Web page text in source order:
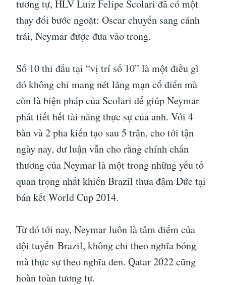
tương tự, HLV Luiz Felipe Scolari đã có một
thay đổi bước ngoặt: Oscar chuyển sang cánh
trái, Neymar được đưa vào trong.
Số 10 thi đấu tại “vị trí số 10” là một điều gì
đó không chỉ mang nét lãng mạn cổ điển mà
còn là biện pháp của Scolari để giúp Neymar
phát tiết hết tài năng thực sự của anh. Với 4
bàn và 2 pha kiến tạo sau 5 trận, cho tới tận
ngày nay, dư luận vẫn cho rằng chính chấn
thương của Neymar là một trong những yếu tố
quan trọng nhất khiến Brazil thua đậm Đức tại
bán kết World Cup 2014.
Từ đó tới nay, Neymar luôn là tâm điểm của
đội tuyển Brazil, không chỉ theo nghĩa bóng
mà thực sự theo nghĩa đen. Qatar 2022 cũng
hoàn toàn tương tự.